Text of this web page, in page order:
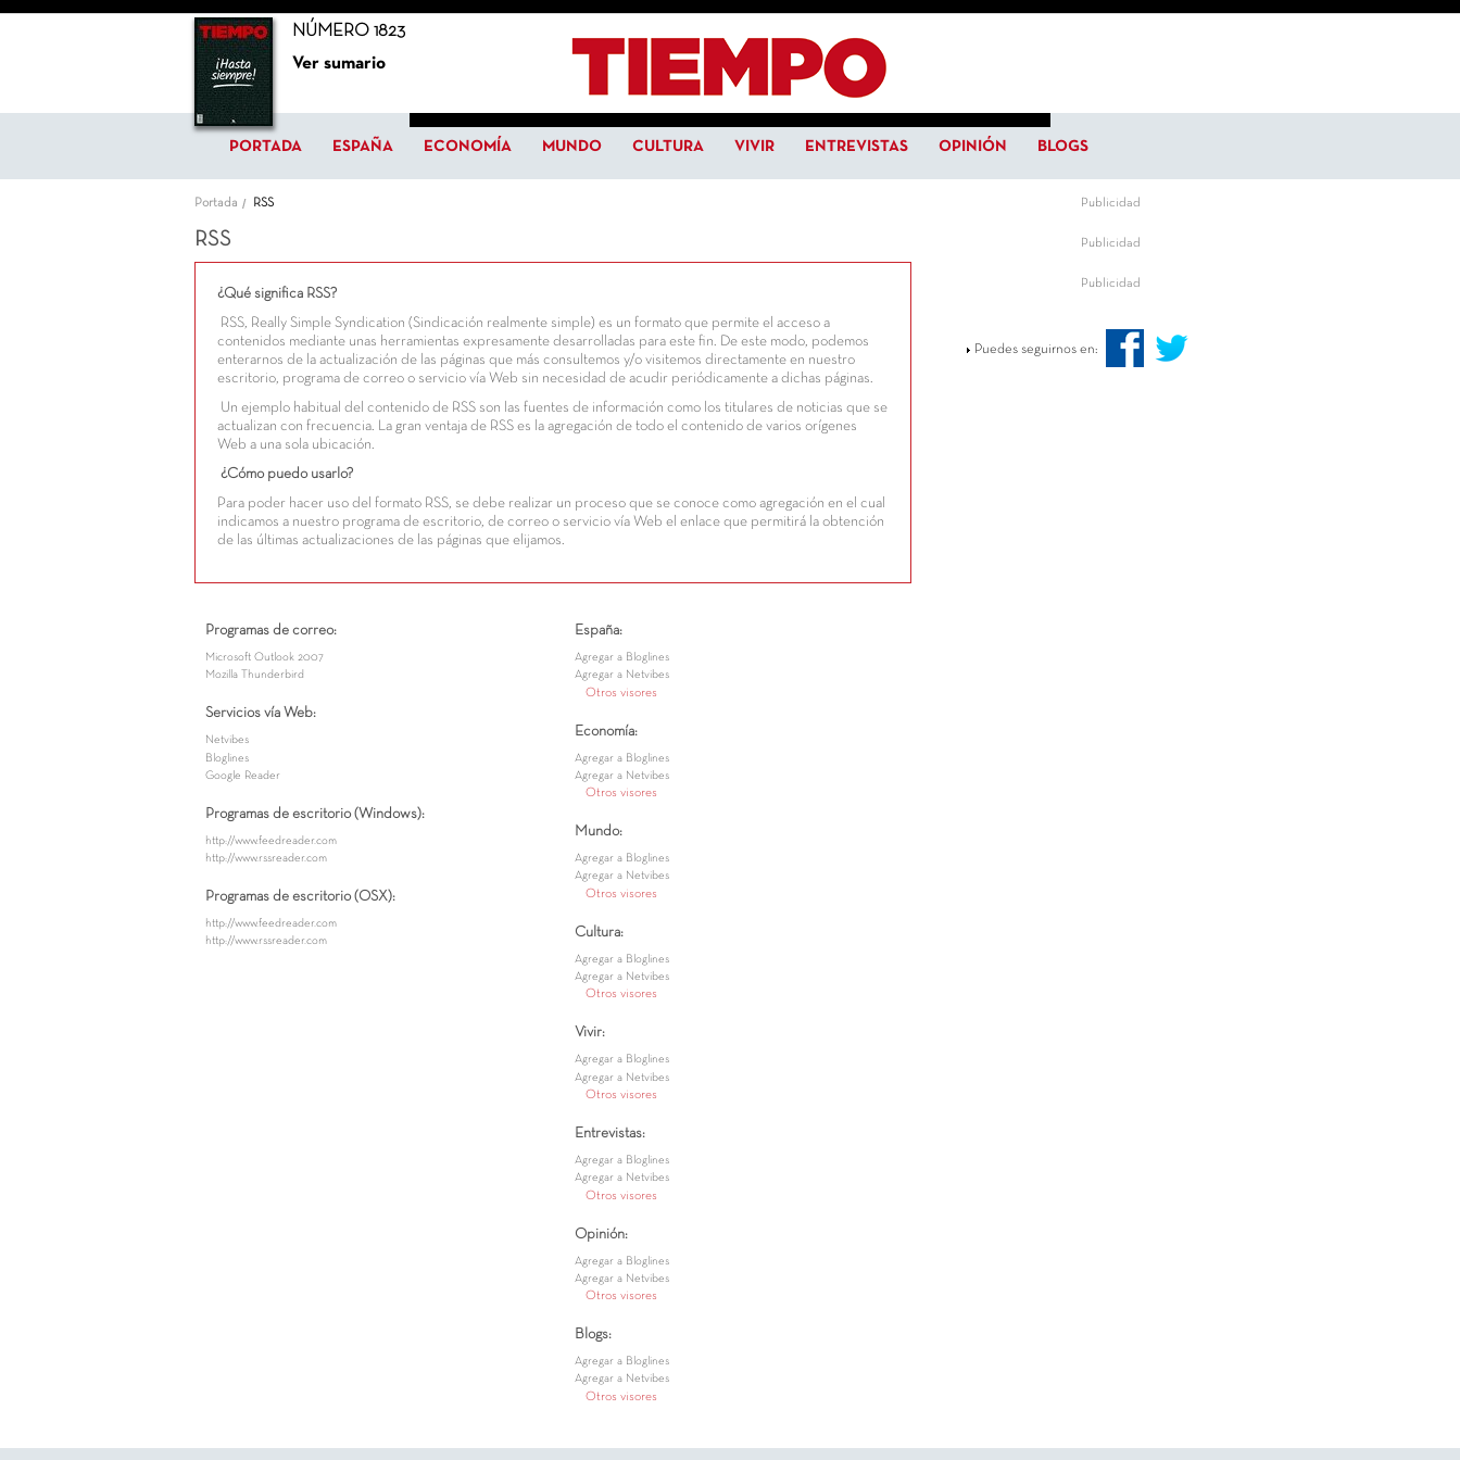
NÚMERO 1823
Ver sumario
PORTADA ESPAÑA ECONOMÍA MUNDO CULTURA VIVIR ENTREVISTAS OPINIÓN BLOGS
Portada RSS
RSS
¿Qué significa RSS?
RSS, Really Simple Syndication (Sindicación realmente simple) es un formato que permite el acceso a
contenidos mediante unas herramientas expresamente desarrolladas para este fin. De este modo, podemos
enterarnos de la actualización de las páginas que más consultemos y/o visitemos directamente en nuestro
escritorio, programa de correo o servicio vía Web sin necesidad de acudir periódicamente a dichas páginas.
Un ejemplo habitual del contenido de RSS son las fuentes de información como los titulares de noticias que se
actualizan con frecuencia. La gran ventaja de RSS es la agregación de todo el contenido de varios orígenes
Web a una sola ubicación.
¿Cómo puedo usarlo?
Para poder hacer uso del formato RSS, se debe realizar un proceso que se conoce como agregación en el cual
indicamos a nuestro programa de escritorio, de correo o servicio vía Web el enlace que permitirá la obtención
de las últimas actualizaciones de las páginas que elijamos.
Programas de correo:
Microsoft Outlook 2007
Mozilla Thunderbird
Servicios vía Web:
Netvibes
Bloglines
Google Reader
Programas de escritorio (Windows):
http://www.feedreader.com
http://www.rssreader.com
Programas de escritorio (OSX):
http://www.feedreader.com
http://www.rssreader.com
España:
Agregar a Bloglines
Agregar a Netvibes
Otros visores
Economía:
Agregar a Bloglines
Agregar a Netvibes
Otros visores
Mundo:
Agregar a Bloglines
Agregar a Netvibes
Otros visores
Cultura:
Agregar a Bloglines
Agregar a Netvibes
Otros visores
Vivir:
Agregar a Bloglines
Agregar a Netvibes
Otros visores
Entrevistas:
Agregar a Bloglines
Agregar a Netvibes
Otros visores
Opinión:
Agregar a Bloglines
Agregar a Netvibes
Otros visores
Blogs:
Agregar a Bloglines
Agregar a Netvibes
Otros visores
Publicidad
Publicidad
Publicidad
Puedes seguirnos en: